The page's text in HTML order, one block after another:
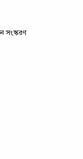
সংস্করণ